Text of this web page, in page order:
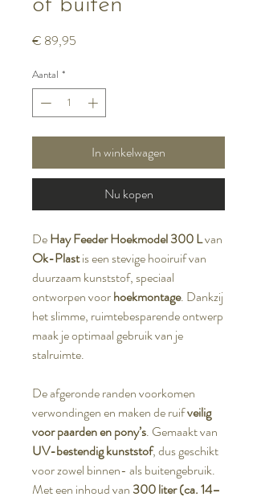
of buiten
€ 89,95
Aantal *
In winkelwagen
Nu kopen
DeHay Feeder Hoekmodel 300 Lvan
Ok-Plastis een stevige hooiruif van
duurzaam kunststof, speciaal
ontworpen voorhoekmontage. Dankzij
het slimme, ruimtebesparende ontwerp
maak je optimaal gebruik van je
stalruimte.
De afgeronde randen voorkomen
verwondingen en maken de ruifveilig
voor paarden en pony’s. Gemaakt van
UV-bestendig kunststof, dus geschikt
voor zowel binnen- als buitengebruik.
Met een inhoud van 300 liter (ca. 14–